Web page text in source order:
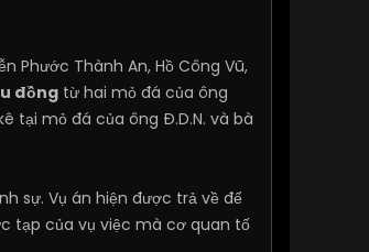
Phước Thành An, Hồ Công Vũ,
đồng từ hai mỏ đá của ông
tại mỏ đá của ông Đ.D.N. và bà
sự. Vụ án hiện được trả về để
tạp của vụ việc mà cơ quan tố